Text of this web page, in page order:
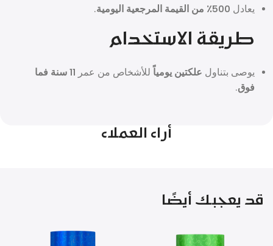
يعادل 500٪ من القيمة المرجعية اليومية .
طريقة الاستخدام
يوصى بتناول علكتين يومياً للأشخاص من عمر
11 سنة فما
فوق.
أراء العملاء
قد يعجبك أيضًا